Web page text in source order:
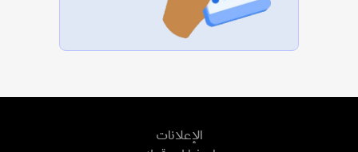
الإعلانات